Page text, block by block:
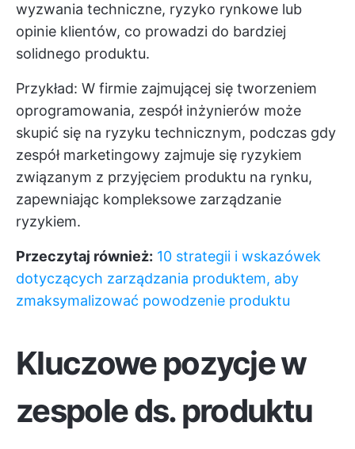
wyzwania techniczne, ryzyko rynkowe lub
opinie klientów, co prowadzi do bardziej
solidnego produktu.
Przykład: W firmie zajmującej się tworzeniem
oprogramowania, zespół inżynierów może
skupić się na ryzyku technicznym, podczas gdy
zespół marketingowy zajmuje się ryzykiem
związanym z przyjęciem produktu na rynku,
zapewniając kompleksowe zarządzanie
ryzykiem.
Przeczytaj również: 10 strategii i wskazówek
dotyczących zarządzania produktem, aby
zmaksymalizować powodzenie produktu
Kluczowe pozycje w
zespole ds. produktu